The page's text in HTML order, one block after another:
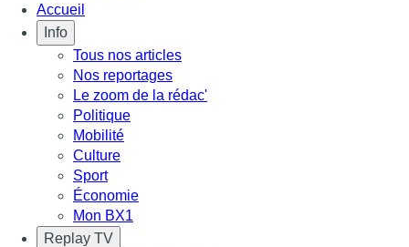
Accueil
Info
Tous nos articles
Nos reportages
Le zoom de la rédac'
Politique
Mobilité
Culture
Sport
Économie
Mon BX1
Replay TV